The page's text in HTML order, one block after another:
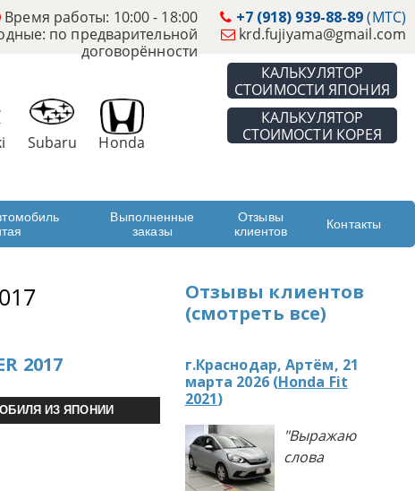
+7 (918) 939-88-89(МТС)
krd.fujiyama@gmail.com
Время работы: 10:00 - 18:00
по предварительной
договорённости
КАЛЬКУЛЯТОР
СТОИМОСТИ ЯПОНИЯ
КАЛЬКУЛЯТОР
СТОИМОСТИ КОРЕЯ
Subaru Honda
Выполненные
заказы
Отзывы
клиентов
Контакты
2017
ИЗ ЯПОНИИ
Отзывы клиентов
(смотреть все)
г.Краснодар, Артём, 21
марта 2026 (Honda Fit
2021)
"Выражаю
слова